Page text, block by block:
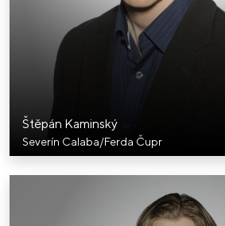
Štěpán Kaminský
Severín Calaba/Ferda Čupr